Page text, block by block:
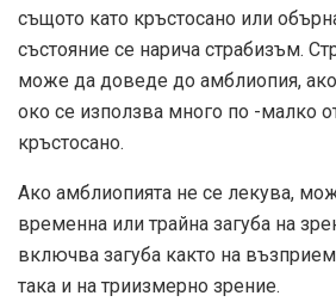
същото като кръстосано или
състояние се нарича страбизъм.
може да доведе до амблиопия,
око се използва много по -малко
кръстосано.
Ако амблиопията не се лекува,
временна или трайна загуба на
включва загуба както на
така и на триизмерно зрение.